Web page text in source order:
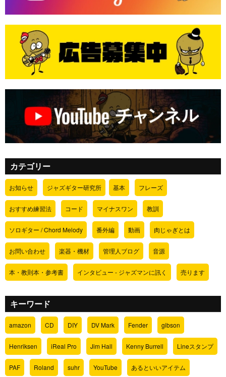
カテゴリー
お知らせ ジャズギター研究所 基本 フレーズ
おすすめ練習法 コード マイナスワン 教訓
ソロギター / Chord Melody 番外編 動画 肉じゃぎとは
お問い合わせ 楽器・機材 管理人ブログ 音源
本・教則本・参考書 インタビュー - ジャズマンに訊く 売ります
キーワード
amazon CD DIY DV Mark Fender gibson
Henriksen iReal Pro Jim Hall Kenny Burrell Lineスタンプ
PAF Roland suhr YouTube あるといいアイテム